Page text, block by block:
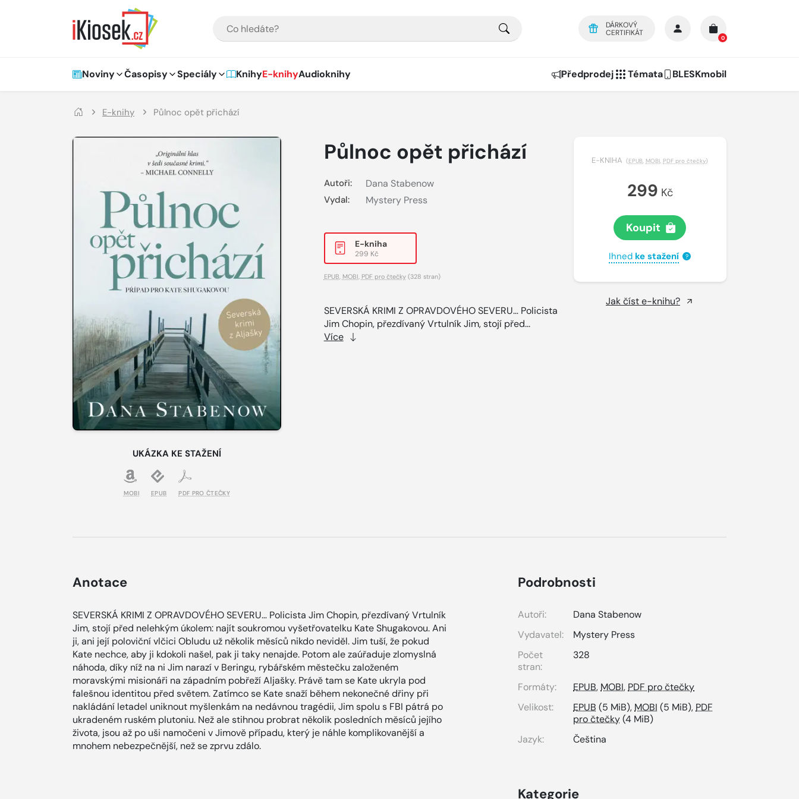
DÁRKOVÝ
CERTIFIKÁT
0
Hlavní navigace
Noviny Časopisy Speciály KnihyE-knihyAudioknihy Předprodej Témata BLESKmobil
E-knihy Půlnoc opět přichází
UKÁZKA KE STAŽENÍ
MOBI EPUB PDF PRO ČTEČKY
Půlnoc opět přichází
Autoři: Dana Stabenow
Vydal: Mystery Press
E-kniha
299 Kč
EPUB MOBI PDF pro čtečky(328 stran)
SEVERSKÁ KRIMI Z OPRAVDOVÉHO SEVERU… Policista
Jim Chopin, přezdívaný Vrtulník Jim, stojí před...
Více
E-KNIHA (EPUB, MOBI, PDF pro čtečky)
299 Kč
Koupit
Ihned ke stažení ?
Jak číst e-knihu?
Anotace
SEVERSKÁ KRIMI Z OPRAVDOVÉHO SEVERU… Policista Jim Chopin, přezdívaný Vrtulník
Jim, stojí před nelehkým úkolem: najít soukromou vyšetřovatelku Kate Shugakovou. Ani
ji, ani její poloviční vlčici Obludu už několik měsíců nikdo neviděl. Jim tuší, že pokud
Kate nechce, aby ji kdokoli našel, pak ji taky nenajde. Potom ale zaúřaduje zlomyslná
náhoda, díky níž na ni Jim narazí v Beringu, rybářském městečku založeném
moravskými misionáři na západním pobřeží Aljašky. Právě tam se Kate ukryla pod
falešnou identitou před světem. Zatímco se Kate snaží během nekonečné dřiny při
nakládání letadel uniknout myšlenkám na nedávnou tragédii, Jim spolu s FBI pátrá po
ukradeném ruském plutoniu. Než ale stihnou probrat několik posledních měsíců jejího
života, jsou až po uši namočeni v Jimově případu, který je náhle komplikovanější a
mnohem nebezpečnější, než se zprvu zdálo.
Podrobnosti
Autoři:
Dana Stabenow
Vydavatel:
Mystery Press
Počet
stran:
328
Formáty: EPUB, MOBI, PDF pro čtečky
Velikost:
EPUB (5 MiB), MOBI (5 MiB), PDF
pro čtečky(4 MiB)
Jazyk:
Čeština
Kategorie